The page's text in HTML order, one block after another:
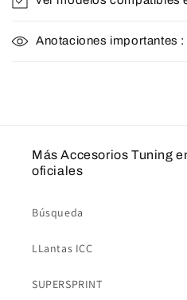
Anotaciones importantes :
Más Accesorios Tuning
oficiales
Búsqueda
LLantas ICC
SUPERSPRINT